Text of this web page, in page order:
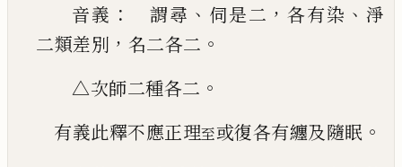
音義 ： 謂尋 、 伺是二 ，各有染 、 淨
二類差別 ， 名二各二 。
△次師二種各二 。
有義此釋不應正理至或復各有纏及隨眠 。